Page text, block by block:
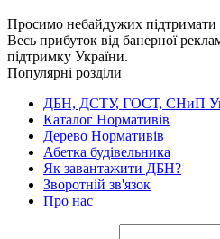
Просимо небайдужих
Весь прибуток від банерної
підтримку України.
Популярні розділи
ДБН, ДСТУ, ГОСТ, СНиП
Каталог Нормативів
Дерево Нормативів
Абетка будівельника
Як завантажити ДБН?
Зворотній зв'язок
Про нас